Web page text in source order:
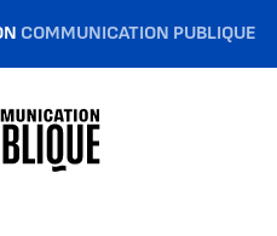
COMMUNICATION PUBLIQUE